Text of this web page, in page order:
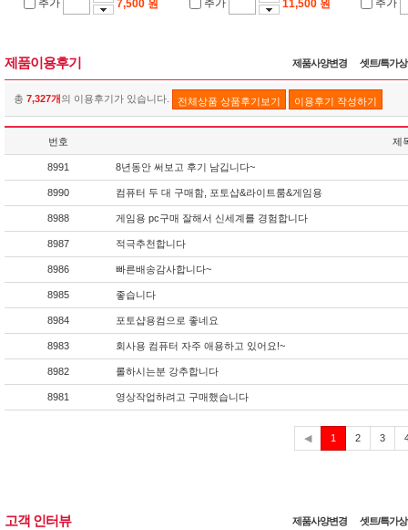
추가
7,500 원
추가
11,500 원
추가
제품이용후기 제품사양변경 셋트/특가
총 7,327개의 이용후기가 있습니다. 전체상품 상품후기보기 이용후기 작성하기
번호 제
8991 8년동안 써보고 후기 남깁니다~
8990 컴퓨터 두 대 구매함, 포토샵&라이트룸&게임용
8988 게임용 pc구매 잘해서 신세계를 경험합니다
8987 적극추천합니다
8986 빠른배송감사합니다~
8985 좋습니다
8984 포토샵용컴으로 좋네요
8983 회사용 컴퓨터 자주 애용하고 있어요!~
8982 롤하시는분 강추합니다
8981 영상작업하려고 구매했습니다
◀ 1
재
2 3
고객 인터뷰 제품사양변경 셋트/특가